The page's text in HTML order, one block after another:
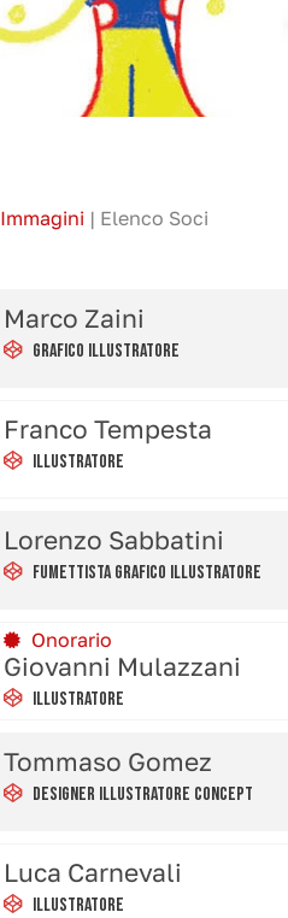
Immagini | Elenco Soci
Marco Zaini
Grafico Illustratore
Franco Tempesta
Illustratore
Lorenzo Sabbatini
Fumettista Grafico Illustratore
Onorario
Giovanni Mulazzani
Illustratore
Tommaso Gomez
Designer Illustratore Concept
Luca Carnevali
Illustratore